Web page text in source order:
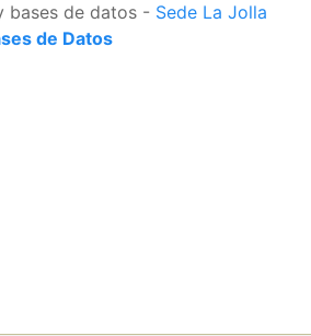
bases de datos - Sede La Jolla
de Datos